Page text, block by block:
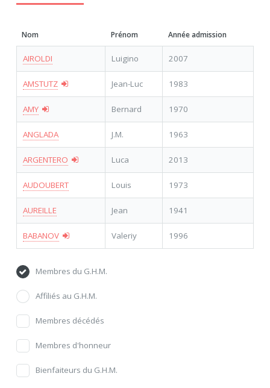
Nom Prénom Année admission
AIROLDI Luigino 2007
AMSTUTZ Jean-Luc 1983
AMY Bernard 1970
ANGLADA J.M. 1963
ARGENTERO Luca 2013
AUDOUBERT Louis 1973
AUREILLE Jean 1941
BABANOV Valeriy 1996
Membres du G.H.M.
Affiliés au G.H.M.
Membres décédés
Membres d'honneur
Bienfaiteurs du G.H.M.